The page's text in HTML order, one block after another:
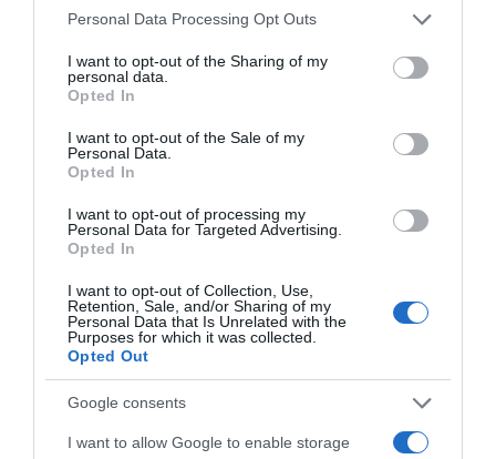
Please note that this website/app uses one or more Google
not limited to your visit or usage behaviour. You may click to
grant or deny consent to Google and its third-party tags to
use your data for below specified purposes in below Google
consent section.
Personal Data Processing Opt Outs
I want to opt-out of the Sharing of my
personal data.
Opted In
I want to opt-out of the Sale of my
Personal Data.
Opted In
I want to opt-out of processing my
Personal Data for Targeted Advertising.
Opted In
I want to opt-out of Collection, Use,
Retention, Sale, and/or Sharing of my
Personal Data that Is Unrelated with the
Purposes for which it was collected.
Opted Out
Google consents
I want to allow Google to enable storage
korábban arról is nyilatkoznak, hogy a
Péter hasonlóképpen fogalmazott a közösségi oldalán:
„Rengetegen írtatok, írtok hogy ugye együtt vagyunk a
Fannival... és hogy miért nincs közös kép, mi a baj,
tudtok-e segíteni... hihetetlen, mennyire megismertetek
minket és nagyon jól esik hogy ennyien szerettek!